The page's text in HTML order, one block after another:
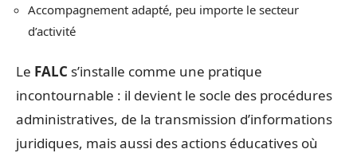
Accompagnement adapté, peu importe le secteur
d’activité
Le FALC s’installe comme une pratique
incontournable : il devient le socle des procédures
administratives, de la transmission d’informations
juridiques, mais aussi des actions éducatives où